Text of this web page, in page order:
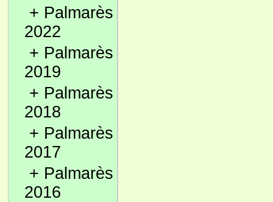
+ Palmarès
2022
+ Palmarès
2019
+ Palmarès
2018
+ Palmarès
2017
+ Palmarès
2016